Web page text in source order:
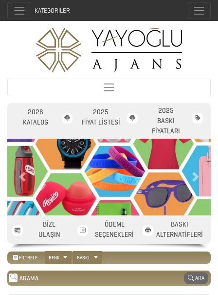
2026
PROMOSYON
2026
PROMOSYON
TAKVİM
KATEGORİLER
2026
KATALOG
2025
FİYAT LİSTESİ
2025
BASKI
FİYATLARI
Previous Next
BİZE
ULAŞIN
ÖDEME
SEÇENEKLERİ
BASKI
ALTERNATİFLERİ
FİLTRELE RENK BASKI
ARA